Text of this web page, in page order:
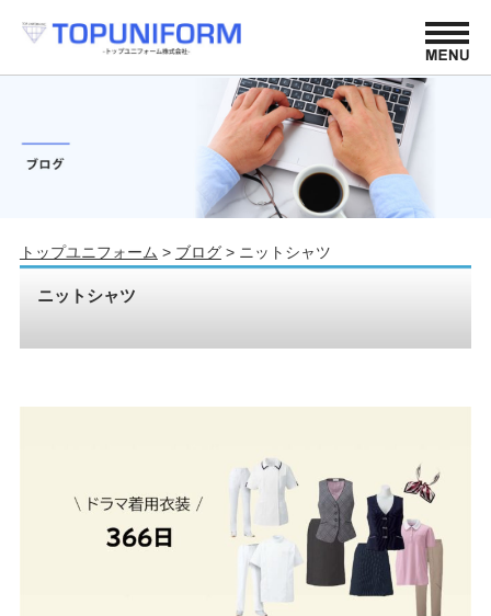
トップユニフォーム > ブログ> ニットシャツ
ニットシャツ